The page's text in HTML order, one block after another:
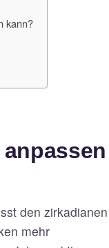
kann?
den zirkadianen
mehr